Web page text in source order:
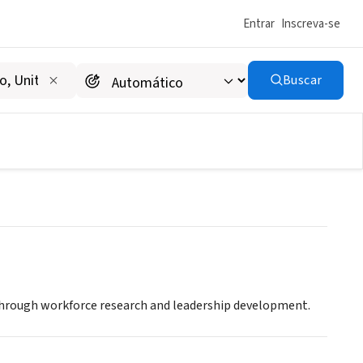
Entrar Inscreva-se
Buscar
workforce research and leadership development.